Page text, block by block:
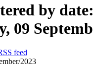
by date:
09
feed
2023